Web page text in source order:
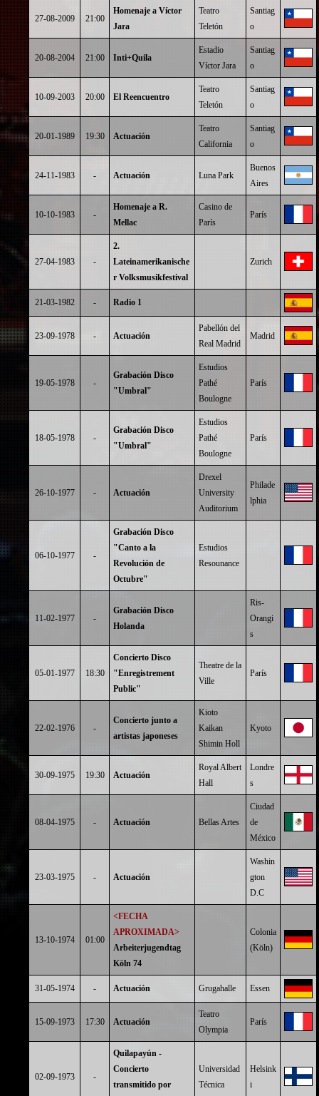
27-08-2009 21:00
Homenaje a Víctor
Jara
Teatro
Teletón
Santiag
o
20-08-2004 21:00 Inti+Quila
Estadio
Víctor Jara
Santiag
o
10-09-2003 20:00 El Reencuentro
Teatro
Teletón
Santiag
o
20-01-1989 19:30 Actuación
Teatro
California
Santiag
o
24-11-1983 - Actuación Luna Park
Buenos
Aires
10-10-1983 -
Homenaje a R.
Mellac
Casino de
París
París
27-04-1983 -
2.
Lateinamerikanische
r Volksmusikfestival
Zurich
21-03-1982 - Radio 1
23-09-1978 - Actuación
Pabellón del
Real Madrid
Madrid
19-05-1978 -
Grabación Disco
"Umbral"
Estudios
Pathé
Boulogne
París
18-05-1978 -
Grabación Disco
"Umbral"
Estudios
Pathé
Boulogne
París
26-10-1977 - Actuación
Drexel
University
Auditorium
Philade
lphia
06-10-1977 -
Grabación Disco
"Canto a la
Revolución de
Octubre"
Estudios
Resounance
11-02-1977 -
Grabación Disco
Holanda
Ris-
Orangi
s
05-01-1977 18:30
Concierto Disco
"Enregistrement
Public"
Theatre de la
Ville
París
22-02-1976 -
Concierto junto a
artistas japoneses
Kioto
Kaikan
Shimin Holl
Kyoto
30-09-1975 19:30 Actuación
Royal Albert
Hall
Londre
s
08-04-1975 - Actuación Bellas Artes
Ciudad
de
México
23-03-1975 - Actuación
Washin
gton
D.C
13-10-1974 01:00
<FECHA
APROXIMADA>
Arbeiterjugendtag
Köln 74
Colonia
(Köln)
31-05-1974 - Actuación Grugahalle Essen
15-09-1973 17:30 Actuación
Teatro
Olympia
París
02-09-1973 -
Quilapayún -
Concierto
transmitido por
Universidad
Técnica
Helsink
i